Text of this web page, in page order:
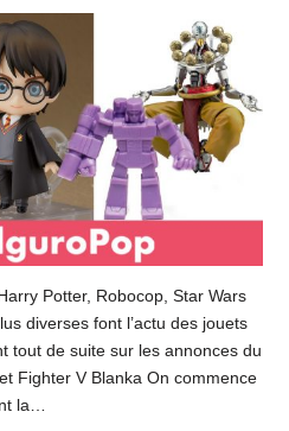
Potter, Robocop, Star Wars
diverses font l’actu des jouets
tout de suite sur les annonces du
Fighter V Blanka On commence
la…